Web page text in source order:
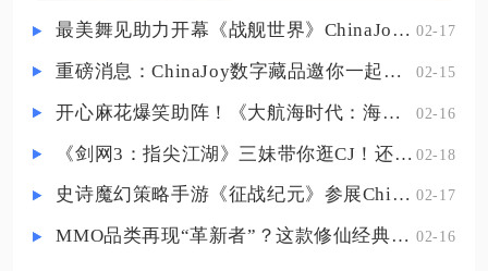
步骤搞定食材收集、职业等级提升
为家园限定特产食材，是整个获取
流程中难度最高的素材，蔬果类作
最美舞见助力开幕《战舰世界》ChinaJoy首日精彩碰撞 02-17
重磅消息：ChinaJoy数字藏品邀你一起评选 02-15
开心麻花爆笑助阵！《大航海时代：海上霸主》亮相China Joy 02-16
《剑网3：指尖江湖》三妹带你逛CJ！还有惊喜嘉宾现场约定你！ 02-18
史诗魔幻策略手游《征战纪元》参展ChinaJoy，SLG与放置融合玩法来袭 02-17
MMO品类再现“革新者”？这款修仙经典IP产品在尝试破局 02-16